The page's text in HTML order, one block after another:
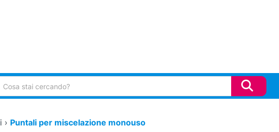
› Puntali per miscelazione monouso